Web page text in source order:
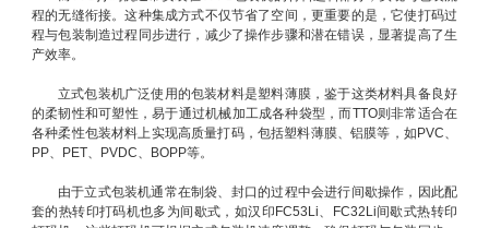
程的无缝衔接。这种集成方式不仅节省了空间，更重要的是，它使打码过
程与包装制造过程同步进行，减少了操作步骤和潜在错误，显著提高了生
产效率。
立式包装机广泛使用的包装材料是塑料薄膜，鉴于这类材料具备良好
的柔韧性和可塑性，易于通过机械加工成各种袋型，而TTO则非常适合在
各种柔性包装材料上实现高质量打码，包括塑料薄膜、铝膜等，如PVC、
PP、PET、PVDC、BOPP等。
由于立式包装机通常在制袋、封口的过程中会进行间歇操作，因此配
套的热转印打码机也多为间歇式，如汉印FC53Li、FC32Li间歇式热转印